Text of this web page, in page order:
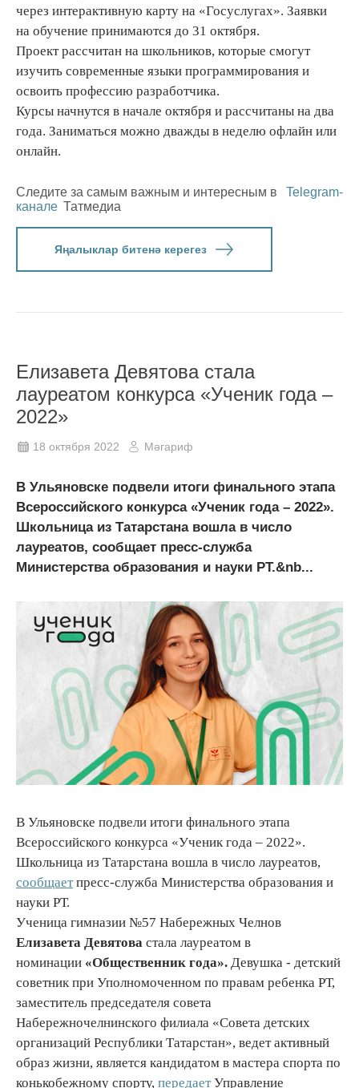
через интерактивную карту на «Госуслугах». Заявки
на обучение принимаются до 31 октября.
Проект рассчитан на школьников, которые смогут
изучить современные языки программирования и
освоить профессию разработчика.
Курсы начнутся в начале октября и рассчитаны на два
года. Заниматься можно дважды в неделю офлайн или
онлайн.
Следите за самым важным и интересным в
Telegram-
канале Татмедиа
Яңалыклар битенә керегез
Елизавета Девятова стала
лауреатом конкурса «Ученик года –
2022»
18 октября 2022 Мәгариф
В Ульяновске подвели итоги финального этапа
Всероссийского конкурса «Ученик года – 2022».
Школьница из Татарстана вошла в число
лауреатов, сообщает пресс-служба
Министерства образования и науки РТ.&nb...
В Ульяновске подвели итоги финального этапа
Всероссийского конкурса «Ученик года – 2022».
Школьница из Татарстана вошла в число лауреатов,
сообщаетпресс-служба Министерства образования и
науки РТ.
Ученица гимназии №57 Набережных Челнов
Елизавета Девятова стала лауреатом в
номинации «Общественник года». Девушка - детский
советник при Уполномоченном по правам ребенка РТ,
заместитель председателя совета
Набережночелнинского филиала «Совета детских
организаций Республики Татарстан», ведет активный
образ жизни, является кандидатом в мастера спорта по
конькобежному спорту, передаетУправление